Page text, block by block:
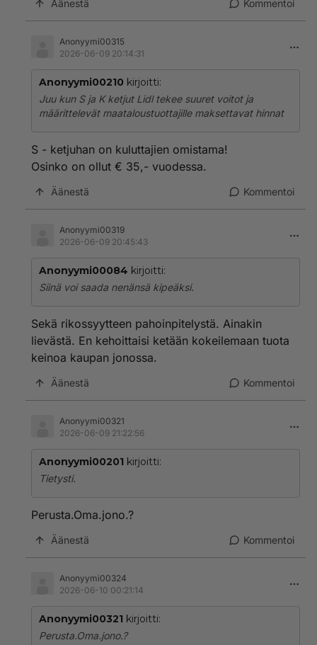
Äänestä Kommentoi
Anonyymi00315
2026-06-09 20:14:31
Anonyymi00210 kirjoitti:
Juu kun S ja K ketjut Lidl tekee suuret voitot ja
määrittelevät maataloustuottajille maksettavat hinnat
S - ketjuhan on kuluttajien omistama!
Osinko on ollut € 35,- vuodessa.
Äänestä Kommentoi
Anonyymi00319
2026-06-09 20:45:43
Anonyymi00084 kirjoitti:
Siinä voi saada nenänsä kipeäksi.
Sekä rikossyytteen pahoinpitelystä. Ainakin
lievästä. En kehoittaisi ketään kokeilemaan tuota
keinoa kaupan jonossa.
Äänestä Kommentoi
Anonyymi00321
2026-06-09 21:22:56
Anonyymi00201 kirjoitti:
Tietysti.
Perusta.Oma.jono.?
Äänestä Kommentoi
Anonyymi00324
2026-06-10 00:21:14
Anonyymi00321 kirjoitti:
Perusta.Oma.jono.?